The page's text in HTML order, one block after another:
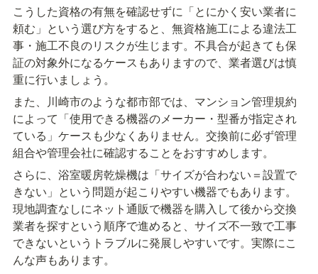
こうした資格の有無を確認せずに「とにかく安い業者に
頼む」という選び方をすると、無資格施工による違法工
事・施工不良のリスクが生じます。不具合が起きても保
証の対象外になるケースもありますので、業者選びは慎
重に行いましょう。
また、川崎市のような都市部では、マンション管理規約
によって「使用できる機器のメーカー・型番が指定され
ている」ケースも少なくありません。交換前に必ず管理
組合や管理会社に確認することをおすすめします。
さらに、浴室暖房乾燥機は「サイズが合わない＝設置で
きない」という問題が起こりやすい機器でもあります。
現地調査なしにネット通販で機器を購入して後から交換
業者を探すという順序で進めると、サイズ不一致で工事
できないというトラブルに発展しやすいです。実際にこ
んな声もあります。